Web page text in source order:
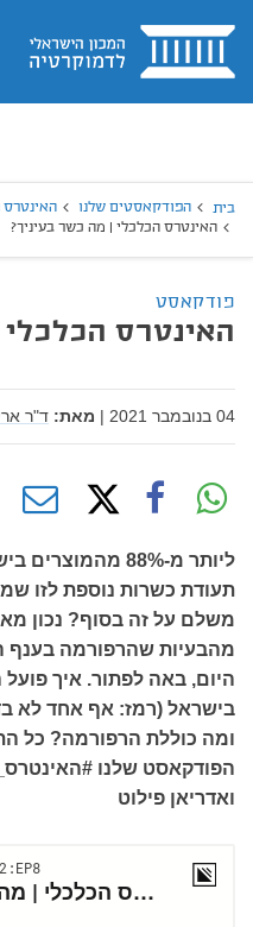
בית
בית הפודקאסטים שלנו
האינטרס
האינטרס הכלכלי | מה כשר בעיניך?
פודקאסט
האינטרס
04 בנובמבר 2021 | מאת: ד"ר
ליותר מ-88%
תעודת כשרות נוספת לזו
משלם על זה בסוף? נכון
מהבעיות שהרפורמה בענף
היום, באה לפתור. איך
בישראל (רמז: אף אחד לא
ומה כוללת הרפורמה? כל
הפודקאסט שלנו
ואדריאן פילוט